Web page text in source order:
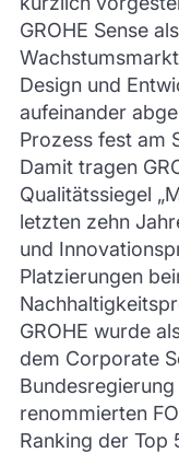
GROHE Sense
Design und
aufeinander
Prozess fest am
Damit tragen
Qualitätssiegel
letzten zehn
und
Platzierungen
GROHE wurde
dem Corporate
renommierten
Ranking der Top